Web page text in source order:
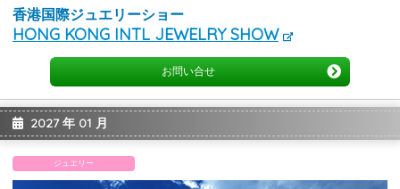
香港国際ジュエリーショー
HONG KONG INTL JEWELRY SHOW
お問い合せ
2027 年 01 月
ジュエリー